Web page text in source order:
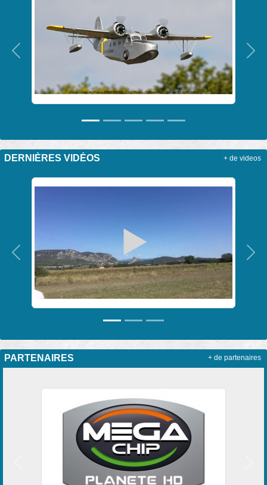
Précedent
DERNIÈRES VIDÉOS
Précedent
+ de videos
PARTENAIRES + de partenaires